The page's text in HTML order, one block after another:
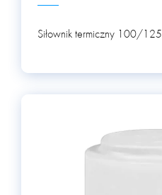
Siłownik termiczny 100/